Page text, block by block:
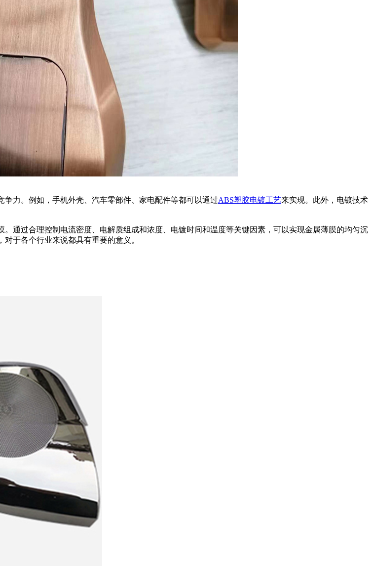
力。例如，手机外壳、汽车零部件、家电配件等都可以通过ABS塑胶电镀工艺来实现。此外，电镀技术
通过合理控制电流密度、电解质组成和浓度、电镀时间和温度等关键因素，可以实现金属薄膜的均匀沉
于各个行业来说都具有重要的意义。